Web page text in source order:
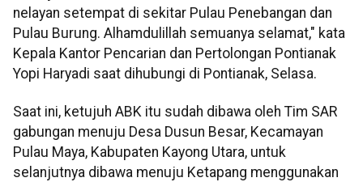
nelayan setempat di sekitar Pulau Penebangan dan
Pulau Burung. Alhamdulillah semuanya selamat," kata
Kepala Kantor Pencarian dan Pertolongan Pontianak
Yopi Haryadi saat dihubungi di Pontianak, Selasa.
Saat ini, ketujuh ABK itu sudah dibawa oleh Tim SAR
gabungan menuju Desa Dusun Besar, Kecamayan
Pulau Maya, Kabupaten Kayong Utara, untuk
selanjutnya dibawa menuju Ketapang menggunakan